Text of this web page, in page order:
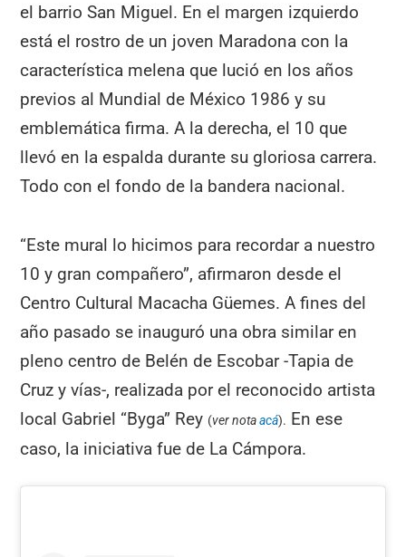
el barrio San Miguel. En el margen izquierdo
está el rostro de un joven Maradona con la
característica melena que lució en los años
previos al Mundial de México 1986 y su
emblemática firma. A la derecha, el 10 que
llevó en la espalda durante su gloriosa carrera.
Todo con el fondo de la bandera nacional.
“Este mural lo hicimos para recordar a nuestro
10 y gran compañero”, afirmaron desde el
Centro Cultural Macacha Güemes. A fines del
año pasado se inauguró una obra similar en
pleno centro de Belén de Escobar -Tapia de
Cruz y vías-, realizada por el reconocido artista
local Gabriel “Byga” Rey (ver notaacá). En ese
caso, la iniciativa fue de La Cámpora.